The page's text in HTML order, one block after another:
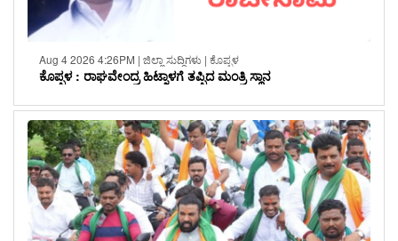
Aug 4 2026 4:26PM | ಜಿಲ್ಲಾ ಸುದ್ದಿಗಳು | ಕೊಪ್ಪಳ
ಕೊಪ್ಪಳ : ರಾಘವೇಂದ್ರ ಹಿಟ್ನಾಳಗೆ ತಪ್ಪಿದ ಮಂತ್ರಿ ಸ್ಥಾನ